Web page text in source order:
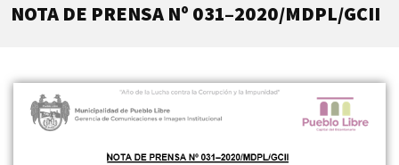
NOTA DE PRENSA Nº 031–2020/MDPL/GCII